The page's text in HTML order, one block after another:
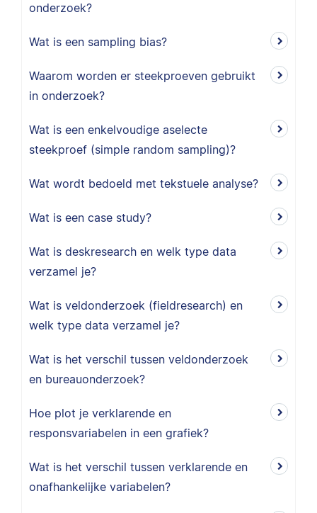
onderzoek?
Wat is een sampling bias?
Waarom worden er steekproeven gebruikt
in onderzoek?
Wat is een enkelvoudige aselecte
steekproef (simple random sampling)?
Wat wordt bedoeld met tekstuele analyse?
Wat is een case study?
Wat is deskresearch en welk type data
verzamel je?
Wat is veldonderzoek (fieldresearch) en
welk type data verzamel je?
Wat is het verschil tussen veldonderzoek
en bureauonderzoek?
Hoe plot je verklarende en
responsvariabelen in een grafiek?
Wat is het verschil tussen verklarende en
onafhankelijke variabelen?